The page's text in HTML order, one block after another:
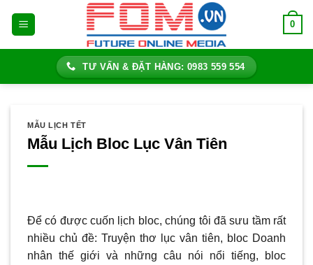
0
TƯ VẤN & ĐẶT HÀNG: 0983 559 554
MẪU LỊCH TẾT
Mẫu Lịch Bloc Lục Vân Tiên
Để có được cuốn lịch bloc, chúng tôi đã sưu tầm rất
nhiều chủ đề: Truyện thơ lục vân tiên, bloc Doanh
nhân thế giới và những câu nói nổi tiếng, bloc